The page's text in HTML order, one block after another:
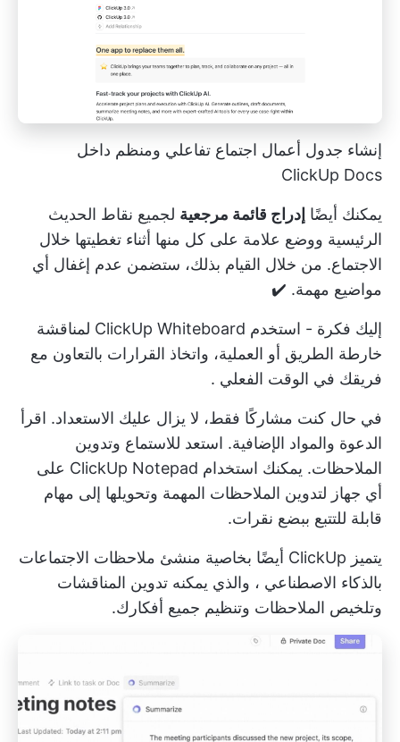
إنشاء جدول أعمال اجتماع تفاعلي ومنظم داخل
ClickUp Docs
يمكنك أيضًا إدراج قائمة مرجعية لجميع نقاط الحديث
الرئيسية ووضع علامة على كل منها أثناء تغطيتها خلال
الاجتماع. من خلال القيام بذلك، ستضمن عدم إغفال أي
مواضيع مهمة. ✔️
إليك فكرة - استخدم ClickUp Whiteboard لمناقشة
خارطة الطريق أو العملية، واتخاذ القرارات بالتعاون مع
فريقك في الوقت الفعلي .
في حال كنت مشاركًا فقط، لا يزال عليك الاستعداد. اقرأ
الدعوة والمواد الإضافية. استعد للاستماع وتدوين
الملاحظات. يمكنك استخدام ClickUp Notepad على
أي جهاز لتدوين الملاحظات المهمة وتحويلها إلى مهام
قابلة للتتبع ببضع نقرات.
يتميز ClickUp أيضًا بخاصية
منشئ ملاحظات الاجتماعات
بالذكاء الاصطناعي ، والذي يمكنه تدوين المناقشات
وتلخيص الملاحظات وتنظيم جميع أفكارك.